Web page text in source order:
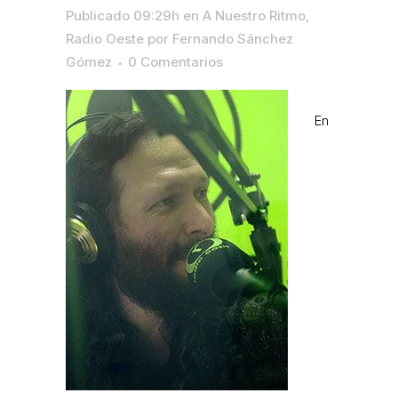
Publicado 09:29h en A Nuestro Ritmo,
Radio Oeste por Fernando Sánchez
Gómez
0 Comentarios
En